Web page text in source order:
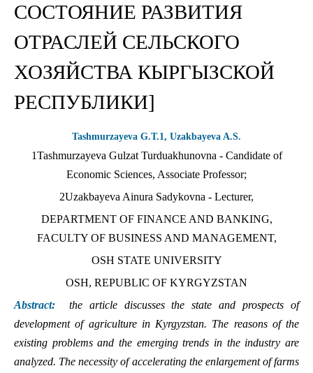
СОСТОЯНИЕ РАЗВИТИЯ
ОТРАСЛЕЙ СЕЛЬСКОГО
ХОЗЯЙСТВА КЫРГЫЗСКОЙ
РЕСПУБЛИКИ]
Tashmurzayeva G.Т.1, Uzakbayeva A.S.
1Tashmurzayeva Gulzat Turduakhunovna - Candidate of
Economic Sciences, Associate Professor;
2Uzakbayeva Ainura Sadykovna - Lecturer,
DEPARTMENT OF FINANCE AND BANKING,
FACULTY OF BUSINESS AND MANAGEMENT,
OSH STATE UNIVERSITY
OSH, REPUBLIC OF KYRGYZSTAN
Abstract: the article discusses the state and prospects of
development of agriculture in Kyrgyzstan. The reasons of the
existing problems and the emerging trends in the industry are
analyzed. The necessity of accelerating the enlargement of farms